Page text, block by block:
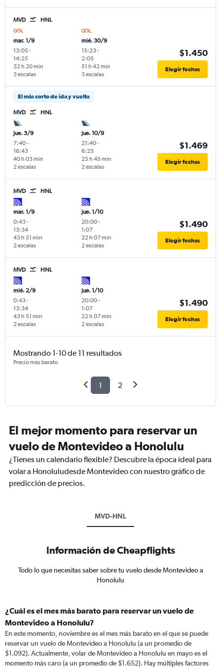
MVD HNL
mar. 1/9
13:05-
14:25
3 escalas
32 h 20 min
mié. 30/9
15:23-
2:05
3 escalas
51 h 42 min
$1.450
Elegir fechas
El más corto de ida y vuelta
MVD HNL
jue. 3/9
7:40-
16:43
2 escalas
40 h 03 min
jue. 10/9
21:40-
6:25
2 escalas
25 h 45 min
$1.469
Elegir fechas
MVD HNL
mar. 1/9
0:43-
13:34
2 escalas
43 h 51 min
jue. 1/10
20:00-
1:07
2 escalas
22 h 07 min
$1.490
Elegir fechas
MVD HNL
mié. 2/9
0:43-
13:34
2 escalas
43 h 51 min
jue. 1/10
20:00-
1:07
2 escalas
22 h 07 min
$1.490
Elegir fechas
Mostrando 1-10 de 11 resultados
Precio más barato
1 2
El mejor momento para reservar un
vuelo de Montevideo a Honolulu
¿Tienes un calendario flexible? Descubre la época ideal para
volar a Honoluludesde Montevideo con nuestro gráfico de
predicción de precios.
MVD-HNL
Información de Cheapflights
Todo lo que necesitas saber sobre tu vuelo desde Montevideo a
Honolulu
¿Cuál es el mes más barato para reservar un vuelo de
Montevideo a Honolulu?
En este momento, noviembre es el mes más barato en el que se puede
reservar un vuelo de Montevideo a Honolulu (a un promedio de
$1.092). Actualmente, volar de Montevideo a Honolulu en mayo es el
momento más caro (a un promedio de $1.652). Hay múltiples factores